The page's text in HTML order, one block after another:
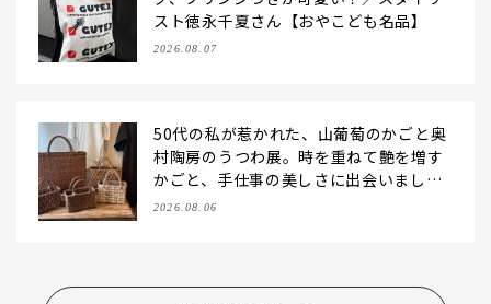
スト徳永千夏さん【おやこども名品】
2026.08.07
50代の私が惹かれた、山葡萄のかごと奥
村陶房のうつわ展。時を重ねて艶を増す
かごと、手仕事の美しさに出会いまし
た。【LEE DAYS club tanpopo】
2026.08.06